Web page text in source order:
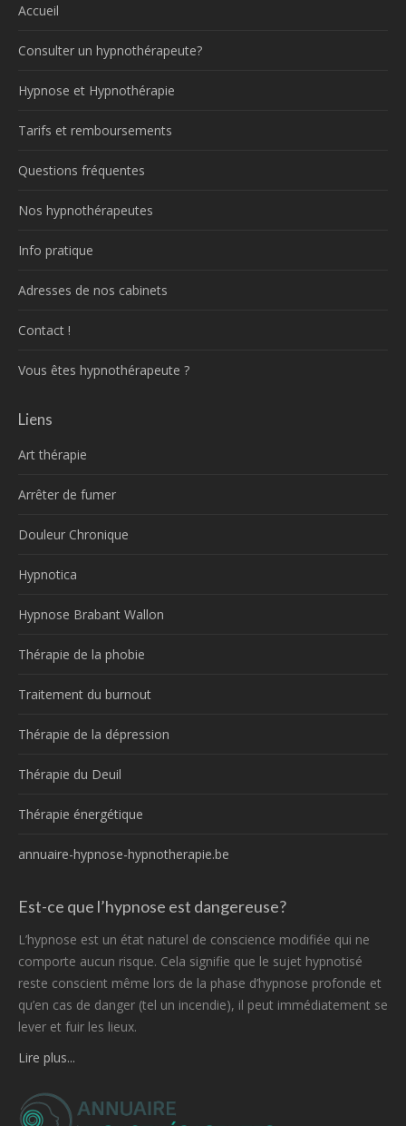
Accueil
Consulter un hypnothérapeute?
Hypnose et Hypnothérapie
Tarifs et remboursements
Questions fréquentes
Nos hypnothérapeutes
Info pratique
Adresses de nos cabinets
Contact !
Vous êtes hypnothérapeute ?
Liens
Art thérapie
Arrêter de fumer
Douleur Chronique
Hypnotica
Hypnose Brabant Wallon
Thérapie de la phobie
Traitement du burnout
Thérapie de la dépression
Thérapie du Deuil
Thérapie énergétique
annuaire-hypnose-hypnotherapie.be
Est-ce que l’hypnose est dangereuse?
L’hypnose est un état naturel de conscience modifiée qui ne
comporte aucun risque. Cela signifie que le sujet hypnotisé
reste conscient même lors de la phase d’hypnose profonde et
qu’en cas de danger (tel un incendie), il peut immédiatement se
lever et fuir les lieux.
Lire plus...